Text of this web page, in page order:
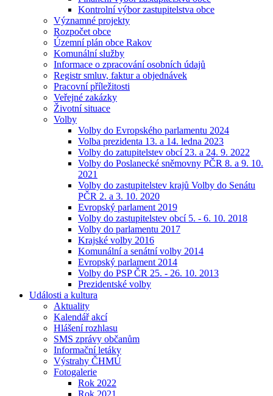
Kontrolní výbor zastupitelstva obce
Významné projekty
Rozpočet obce
Územní plán obce Rakov
Komunální služby
Informace o zpracování osobních údajů
Registr smluv, faktur a objednávek
Pracovní příležitosti
Veřejné zakázky
Životní situace
Volby
Volby do Evropského parlamentu 2024
Volba prezidenta 13. a 14. ledna 2023
Volby do zatupitelstev obcí 23. a 24. 9. 2022
Volby do Poslanecké sněmovny PČR 8. a 9. 10.
2021
Volby do zastupitelstev krajů Volby do Senátu
PČR 2. a 3. 10. 2020
Evropský parlament 2019
Volby do zastupitelstev obcí 5. - 6. 10. 2018
Volby do parlamentu 2017
Krajské volby 2016
Komunální a senátní volby 2014
Evropský parlament 2014
Volby do PSP ČR 25. - 26. 10. 2013
Prezidentské volby
Události a kultura
Aktuality
Kalendář akcí
Hlášení rozhlasu
SMS zprávy občanům
Informační letáky
Výstrahy ČHMÚ
Fotogalerie
Rok 2022
Rok 2021